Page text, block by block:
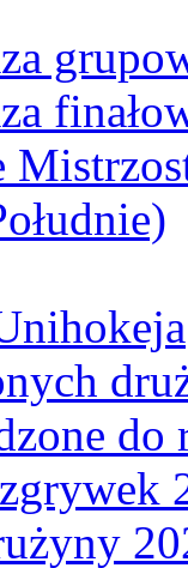
do